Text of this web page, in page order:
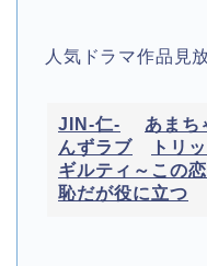
人気ドラマ作品見
JIN-仁- あまち
んずラブ
トリ
ギルティ～この
恥だが役に立つ